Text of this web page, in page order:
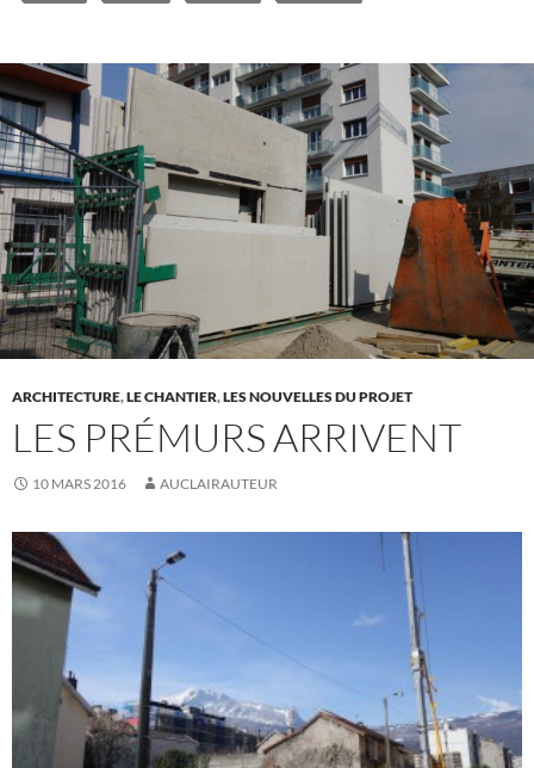
ARCHITECTURE,LE CHANTIER,LES NOUVELLES DU PROJET
LES PRÉMURS ARRIVENT
10 MARS 2016 AUCLAIRAUTEUR